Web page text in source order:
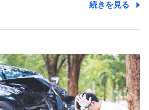
やお問い合わせ内容の正確な把握のため
理者の職名、連絡先
ンシュアランス 営業部長
中央区日本橋人形町2-14-10 アーバン
続きを見る